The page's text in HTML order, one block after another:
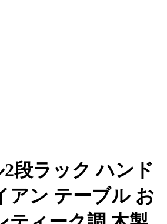
段ラック ハンド
アン テーブル お